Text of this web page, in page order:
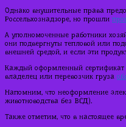
Однако внушительные права
Россельхознадзоре, но прошли
А уполномоченные работники
они подвергнуты тепловой или
внешней средой, и если эти
Каждый оформленный сертификат
владелец или перевозчик груза
Напомним, что неоформление
животноводства без ВСД).
Также отметим, что в настоящее